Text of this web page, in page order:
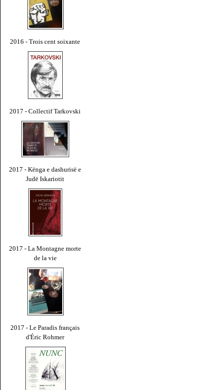
2016 - Trois cent soixante
2017 - Collectif Tarkovski
2017 - Kënga e dashurisë e
Judë Iskariotit
2017 - La Montagne morte
de la vie
2017 - Le Paradis français
d'Éric Rohmer